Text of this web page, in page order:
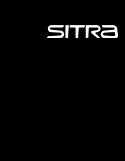
Sitra